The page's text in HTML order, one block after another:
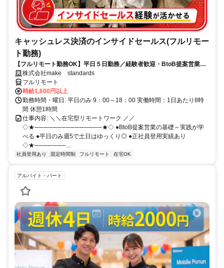
キャッシュレス決済のインサイドセールス(フルリモー
ト勤務)
【フルリモート勤務OK】平日５日勤務／経験者歓迎・BtoB提案営業で
スキルアップ
株式会社make standards
フルリモート
時給1,600円以上
勤務時間・曜日: 平日のみ 9：00～18：00 実働時間：1日あたり8時
間 休憩1時間
仕事内容: ＼＼在宅型リモートワーク ／／
◇★───────────────★◇ ●BtoB提案営業の基礎～実践が学
べる ●平日のみ週5で土日はゆっくり◎ ●正社員登用実績あり
◇★───────...
社員登用あり 固定時間制 フルリモート 在宅OK
アルバイト・パート